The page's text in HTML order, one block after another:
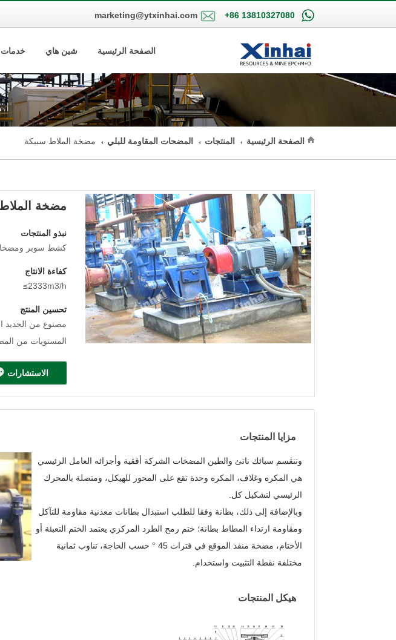
marketing@ytxinhai.com +86 13810327080
الصفحة الرئيسية شين هاي خدمات
الصفحة الرئيسية المنتجات المضحات المقاومة للبلي مضخة الملاط سبيكة
مضخة
نبذو المنتجات
كشط سوبر
كفاءة الانتاج
≤2333m3/h
تحسين المنتج
مصنوع من الحديد
المستويات من
الاستشارات
مزايا المنتجات
وتنقسم سبائك ناتئ والطين المضخات الشركة أفقية وأجزائه العامل الرئيسي
هي المكره وغلاف، المكره وحدة تقع على المحور للهيكل، ومتصلة بالمحرك
الرئيسي لتشكيل كل.
وباﻹضافة إلى ذلك، بطانة وفقا للطلب استبدال بطانات معدنية مقاومة للتآكل
ومقاومة ارتداء المطاط بطانة؛ ختم رمح الطرد المركزي يعتمد الختم التعبئة أو
الأختام، مضخة منفذ الموقع في فترات 45 ° حسب الحاجة، تناوب ثمانية
مختلفة نقطة التثبيت واستخدام.
هيكل المنتجات